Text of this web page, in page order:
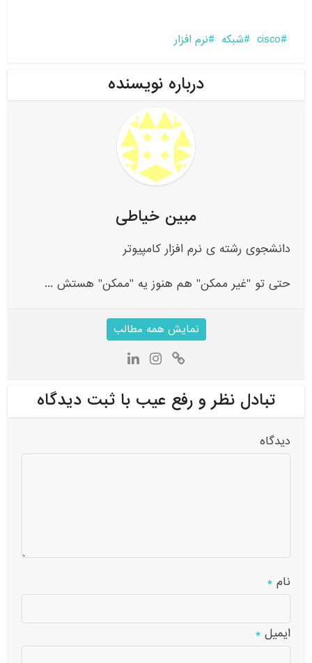
cisco شبکه نرم افزار
درباره نویسنده
مبین خیاطی
دانشجوی رشته ی نرم افزار کامپیوتر
حتی تو "غیر ممکن" هم هنوز یه "ممکن" هستش ...
نمایش همه مطالب
تبادل نظر و رفع عیب با ثبت دیدگاه
دیدگاه
نام*
ایمیل*